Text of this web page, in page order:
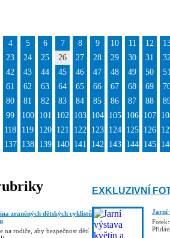
4 5 6 7 8 9 10 11 12
23 24 25 26 27 28 29 30 31
42 43 44 45 46 47 48 49 50
61 62 63 64 65 66 67 68 69
80 81 82 83 84 85 86 87 88
99 100 101 102 103 104 105 106 107
118 119 120 121 122 123 124 125 126
137 138 139 140 141 142 143 144 145
zraněných dětských cyklistů
na rodiče, aby bezpečnost dětí
EXKLUZIVNÍ
Jarní